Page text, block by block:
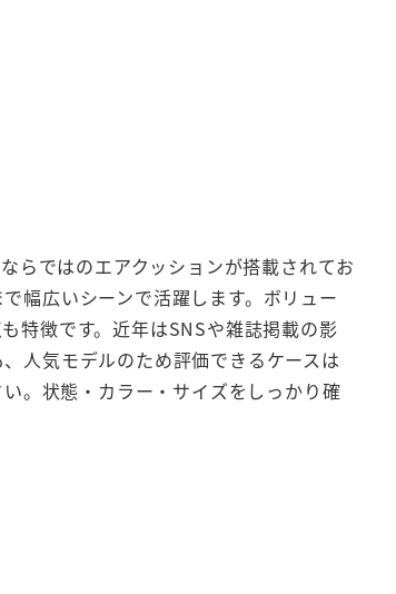
らではのエアクッションが搭載されてお
幅広いシーンで活躍します。ボリュー
特徴です。近年はSNSや雑誌掲載の影
人気モデルのため評価できるケースは
。状態・カラー・サイズをしっかり確